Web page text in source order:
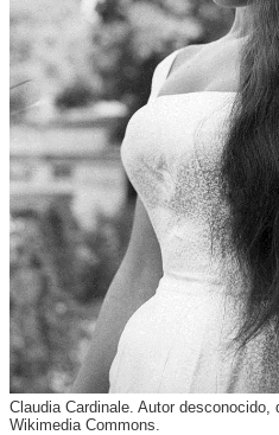
Claudia Cardinale. Autor desconocido,
Wikimedia Commons.